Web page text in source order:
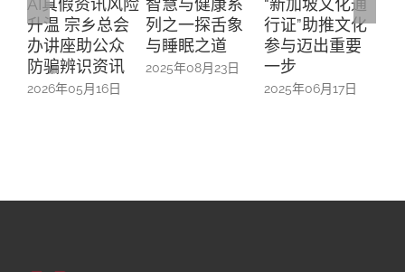
列之一探舌象
与睡眠之道
2025年08月23日
行证”助推文化
参与迈出重要
一步
主席徐芳达部
长的午餐交流
会
2025年06月13日